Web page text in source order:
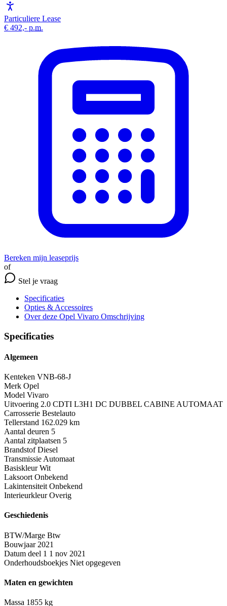
Particuliere Lease
€ 492,- p.m.
Bereken mijn leaseprijs
of
Stel je vraag
Specificaties
Opties & Accessoires
Over deze Opel Vivaro Omschrijving
Specificaties
Algemeen
Kenteken VNB-68-J
Merk Opel
Model Vivaro
Uitvoering 2.0 CDTI L3H1 DC DUBBEL CABINE AUTOMAAT
Carrosserie Bestelauto
Tellerstand 162.029 km
Aantal deuren 5
Aantal zitplaatsen 5
Brandstof Diesel
Transmissie Automaat
Basiskleur Wit
Laksoort Onbekend
Lakintensiteit Onbekend
Interieurkleur Overig
Geschiedenis
BTW/Marge Btw
Bouwjaar 2021
Datum deel 1 1 nov 2021
Onderhoudsboekjes Niet opgegeven
Maten en gewichten
Massa 1855 kg